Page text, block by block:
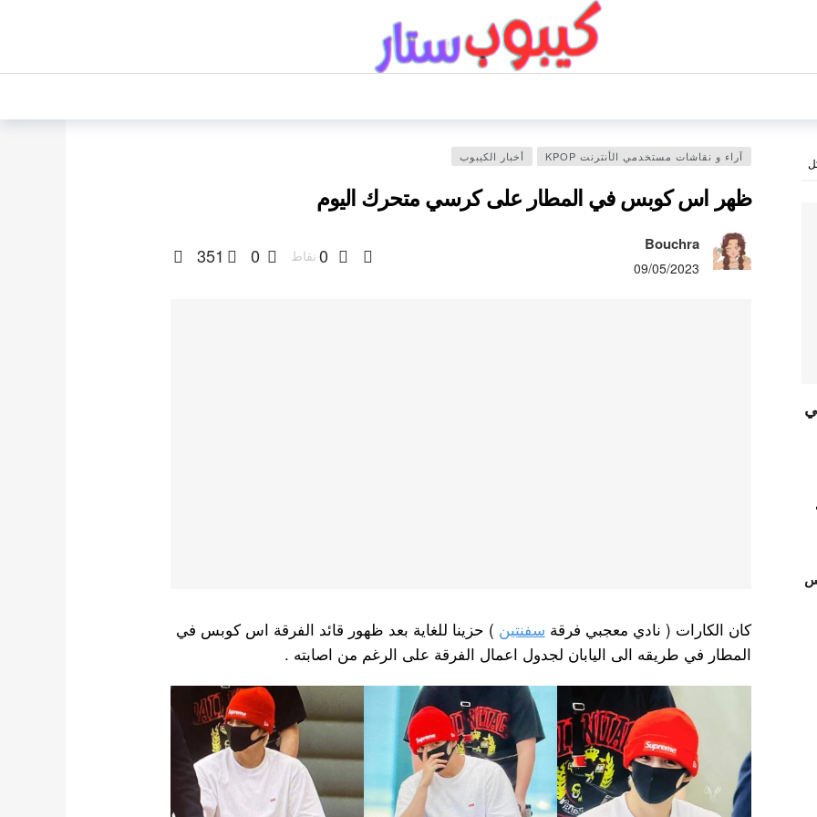
آراء و نقاشات مستخدمي الأنترنت KPOP أخبار الكيبوب
ظهر اس كوبس في المطار على كرسي متحرك اليوم
Bouchra
09/05/2023
0 نقاط 0
351
كان الكارات ( نادي معجبي فرقة سفنتين ) حزينا للغاية بعد ظهور قائد الفرقة اس كوبس في
المطار في طريقه الى اليابان لجدول اعمال الفرقة على الرغم من اصابته .